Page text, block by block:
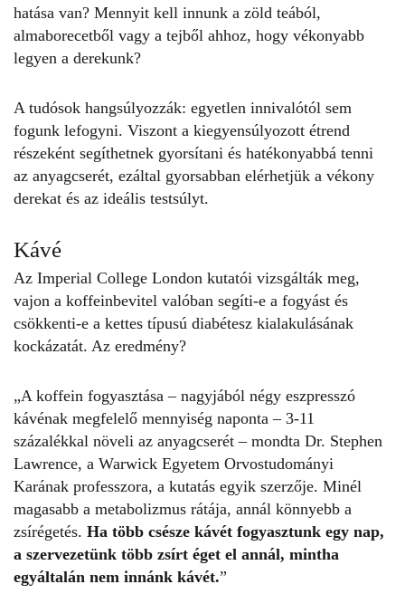
hatása van? Mennyit kell innunk a zöld teából,
almaborecetből vagy a tejből ahhoz, hogy vékonyabb
legyen a derekunk?
A tudósok hangsúlyozzák: egyetlen innivalótól sem
fogunk lefogyni. Viszont a kiegyensúlyozott étrend
részeként segíthetnek gyorsítani és hatékonyabbá tenni
az anyagcserét, ezáltal gyorsabban elérhetjük a vékony
derekat és az ideális testsúlyt.
Kávé
Az Imperial College London kutatói vizsgálták meg,
vajon a koffeinbevitel valóban segíti-e a fogyást és
csökkenti-e a kettes típusú diabétesz kialakulásának
kockázatát. Az eredmény?
„A koffein fogyasztása – nagyjából négy eszpresszó
kávénak megfelelő mennyiség naponta – 3-11
százalékkal növeli az anyagcserét – mondta Dr. Stephen
Lawrence, a Warwick Egyetem Orvostudományi
Karának professzora, a kutatás egyik szerzője. Minél
magasabb a metabolizmus rátája, annál könnyebb a
zsírégetés. Ha több csésze kávét fogyasztunk egy nap,
a szervezetünk több zsírt éget el annál, mintha
egyáltalán nem innánk kávét.”